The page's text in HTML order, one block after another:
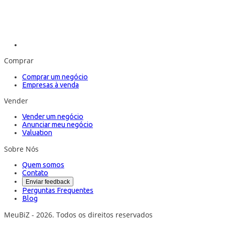
Comprar
Comprar um negócio
Empresas à venda